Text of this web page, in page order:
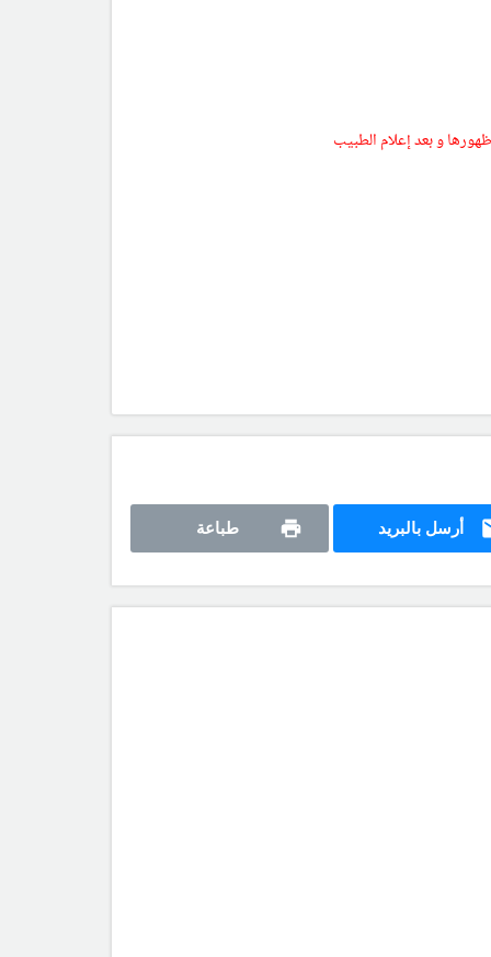
و بعد إعلام الطبيب
أرسل بالبريد طباعة